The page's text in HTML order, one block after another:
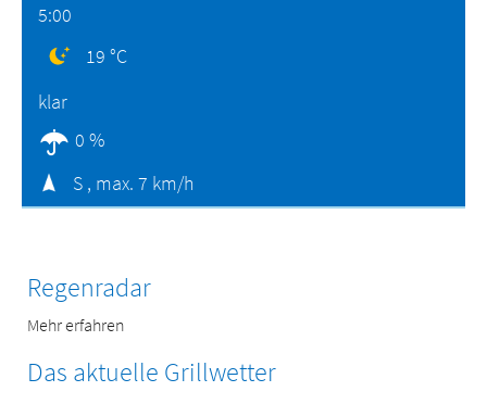
5:00
19 °C
klar
0 %
S , max. 7 km/h
Regenradar
Mehr erfahren
Das aktuelle Grillwetter